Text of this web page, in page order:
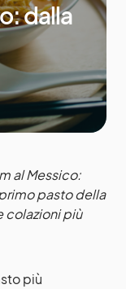
dalla
al Messico:
pasto della
colazioni più
più